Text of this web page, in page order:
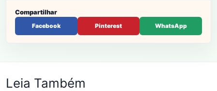
Compartilhar
Facebook Pinterest WhatsApp
Leia Também